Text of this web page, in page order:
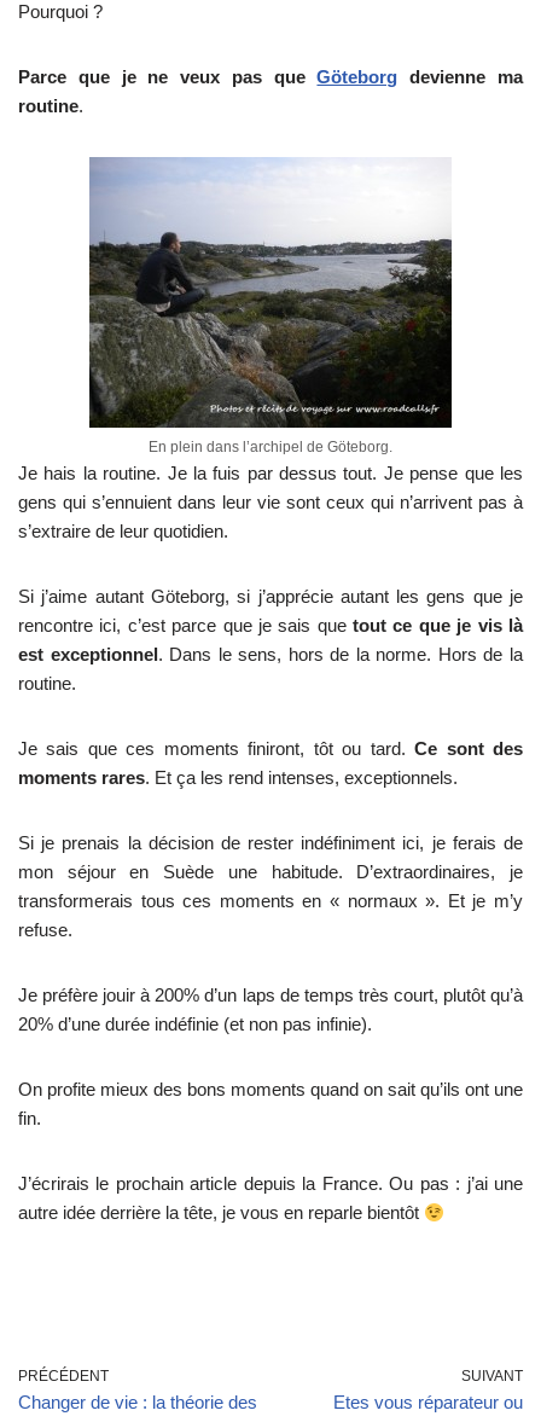
Pourquoi ?
Parce que je ne veux pas queGöteborg devienne ma
routine.
En plein dans l’archipel de Göteborg.
Je hais la routine. Je la fuis par dessus tout. Je pense que les
gens qui s’ennuient dans leur vie sont ceux qui n’arrivent pas à
s’extraire de leur quotidien.
Si j’aime autant Göteborg, si j’apprécie autant les gens que je
rencontre ici, c’est parce que je sais quetout ce que je vis là
est exceptionnel. Dans le sens, hors de la norme. Hors de la
routine.
Je sais que ces moments finiront, tôt ou tard.Ce sont des
moments rares. Et ça les rend intenses, exceptionnels.
Si je prenais la décision de rester indéfiniment ici, je ferais de
mon séjour en Suède une habitude. D’extraordinaires, je
transformerais tous ces moments en « normaux ». Et je m’y
refuse.
Je préfère jouir à 200% d’un laps de temps très court, plutôt qu’à
20% d’une durée indéfinie (et non pas infinie).
On profite mieux des bons moments quand on sait qu’ils ont une
fin.
J’écrirais le prochain article depuis la France. Ou pas : j’ai une
autre idée derrière la tête, je vous en reparle bientôt
PRÉCÉDENT
Changer de vie : la théorie des
SUIVANT
Etes vous réparateur ou